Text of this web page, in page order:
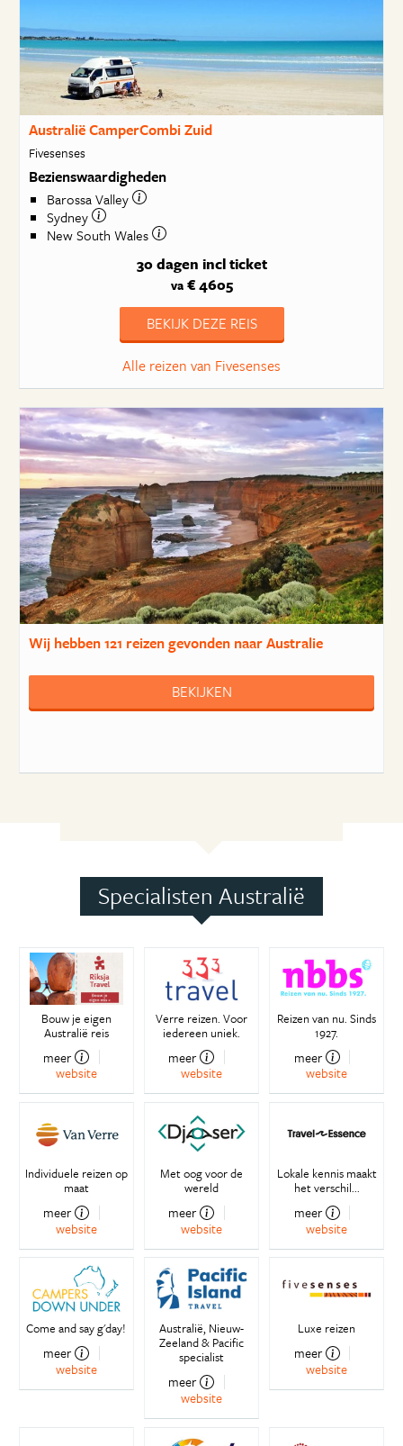
Australië CamperCombi Zuid
Fivesenses
Bezienswaardigheden
Barossa Valley
Sydney
New South Wales
30 dagen incl ticket
va€ 4605
BEKIJK DEZE REIS
Alle reizen van Fivesenses
Wij hebben121 reizengevonden naar Australie
BEKIJKEN
Specialisten Australië
Bouw je eigen
Australië reis
meer
website
Verre reizen. Voor
iedereen uniek.
meer
website
Reizen van nu. Sinds
1927.
meer
website
Individuele reizen op
maat
meer
website
Met oog voor de
wereld
meer
website
Lokale kennis maakt
het verschil...
meer
website
Come and say g'day!
meer
website
Australië, Nieuw-
Zeeland & Pacific
specialist
meer
website
Luxe reizen
meer
website